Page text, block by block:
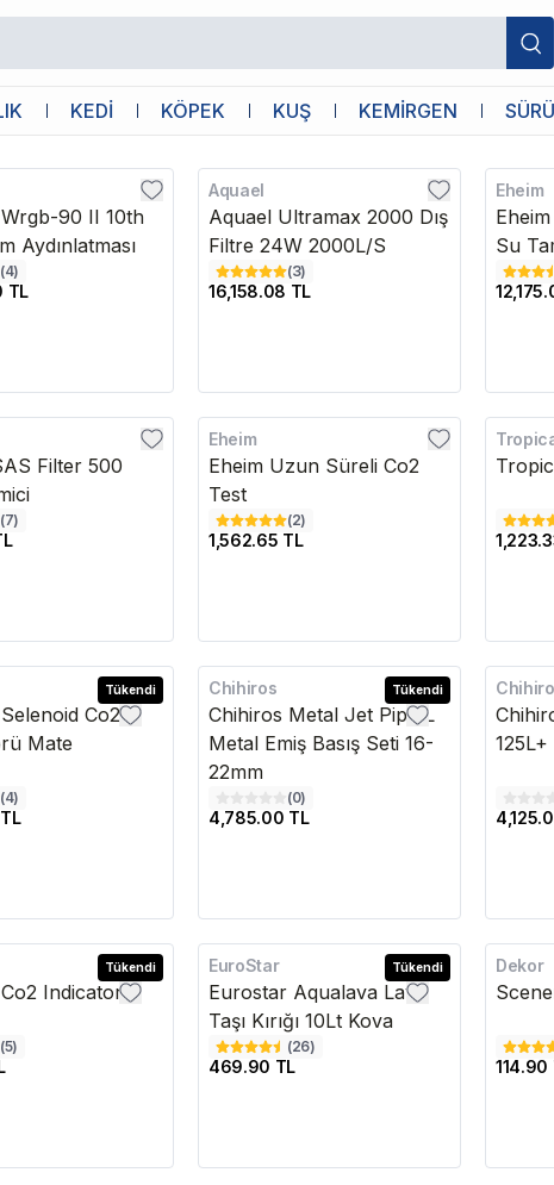
KEDİ KÖPEK KUŞ KEMİRGEN
90 II 10th
Aydınlatması
(4)
TL
Kargo Bedava
Aquael
Aquael Ultramax 2000 Dış
Filtre 24W 2000L/S
(3)
16,158.08 TL
Kargo
Eheim
Su
Filter 500
(7)
Kargo Bedava
Eheim
Eheim Uzun Süreli Co2
Test
(2)
1,562.65 TL
Kargo
Tükendi
Co2
Mate
(4)
Kargo Bedava Tükendi
Chihiros
Chihiros Metal Jet Pipe L
Metal Emiş Basış Seti 16-
22mm
(0)
4,785.00 TL
Kargo
Tükendi
Indicator
(5)
Tükendi
EuroStar
Eurostar Aqualava Lav
Taşı Kırığı 10Lt Kova
(26)
469.90 TL
Dekor
114.90